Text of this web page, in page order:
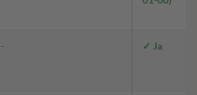
– ✓ Ja